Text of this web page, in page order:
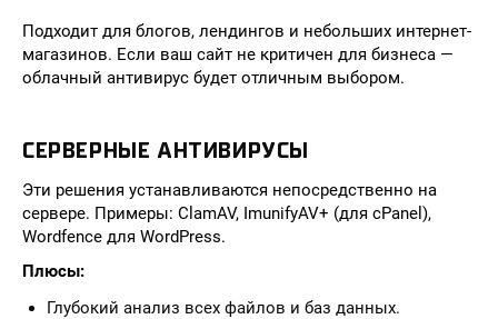
Подходит для блогов, лендингов и небольших интернет-
магазинов. Если ваш сайт не критичен для бизнеса —
облачный антивирус будет отличным выбором.
СЕРВЕРНЫЕ АНТИВИРУСЫ
Эти решения устанавливаются непосредственно на
сервере. Примеры: ClamAV, ImunifyAV+ (для cPanel),
Wordfence для WordPress.
Плюсы:
Глубокий анализ всех файлов и баз данных.